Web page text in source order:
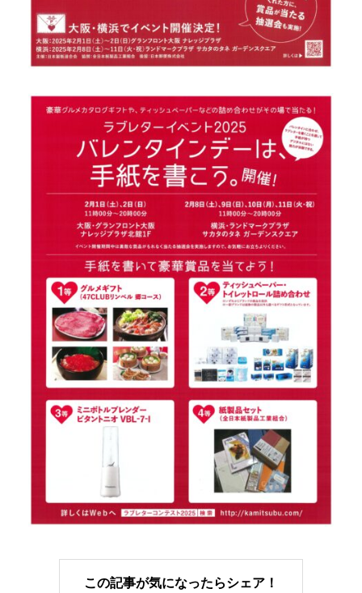
この記事が気になったらシェア！